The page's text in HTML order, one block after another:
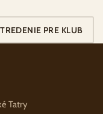
PRE KLUB
Tatry